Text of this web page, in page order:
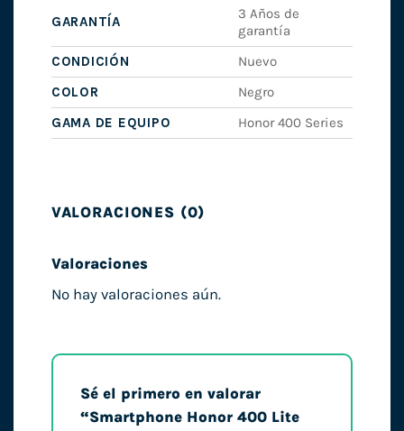
GARANTÍA
3 Años de
garantía
CONDICIÓN
Nuevo
COLOR
Negro
GAMA DE EQUIPO
Honor 400 Series
VALORACIONES (0)
Valoraciones
No hay valoraciones aún.
Sé el primero en valorar
“Smartphone Honor 400 Lite